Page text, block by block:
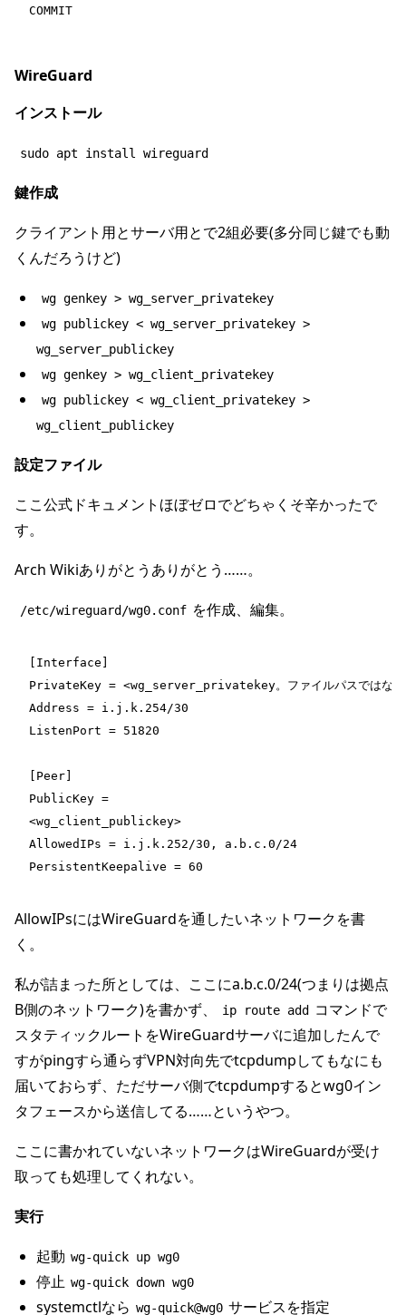
COMMIT
WireGuard
インストール
sudo apt install wireguard
鍵作成
クライアント用とサーバ用とで2組必要(多分同じ鍵でも動
くんだろうけど)
wg genkey > wg_server_privatekey
wg publickey < wg_server_privatekey >
wg_server_publickey
wg genkey > wg_client_privatekey
wg publickey < wg_client_privatekey >
wg_client_publickey
設定ファイル
ここ公式ドキュメントほぼゼロでどちゃくそ辛かったで
す。
Arch Wikiありがとうありがとう……。
/etc/wireguard/wg0.conf を作成、編集。
[Interface]
PrivateKey = <wg_server_privatekey。ファイルパスではなく
Address = i.j.k.254/30
ListenPort = 51820
[Peer]
PublicKey =
<wg_client_publickey>
AllowedIPs = i.j.k.252/30, a.b.c.0/24
PersistentKeepalive = 60
AllowIPsにはWireGuardを通したいネットワークを書
く。
私が詰まった所としては、ここにa.b.c.0/24(つまりは拠点
B側のネットワーク)を書かず、
ip route add
コマンドで
スタティックルートをWireGuardサーバに追加したんで
すがpingすら通らずVPN対向先でtcpdumpしてもなにも
届いておらず、ただサーバ側でtcpdumpするとwg0イン
タフェースから送信してる……というやつ。
ここに書かれていないネットワークはWireGuardが受け
取っても処理してくれない。
実行
起動 wg-quick up wg0
停止 wg-quick down wg0
systemctlなら wg-quick@wg0 サービスを指定